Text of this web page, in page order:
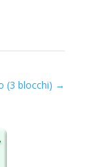
(3 blocchi) →